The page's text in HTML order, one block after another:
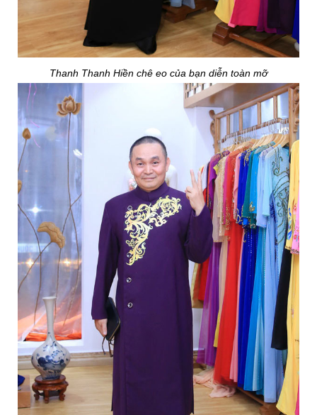
Thanh Thanh Hiền chê eo của bạn diễn toàn mỡ